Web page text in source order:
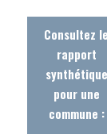
Consultez le
rapport
synthétique
pour une
commune :